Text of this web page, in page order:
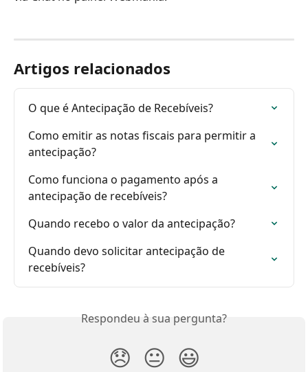
Artigos relacionados
O que é Antecipação de Recebíveis?
Como emitir as notas fiscais para permitir a
antecipação?
Como funciona o pagamento após a
antecipação de recebíveis?
Quando recebo o valor da antecipação?
Quando devo solicitar antecipação de
recebíveis?
Respondeu à sua pergunta?
😞 😐 😃